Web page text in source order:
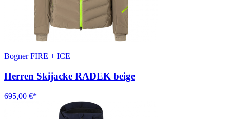
Bogner FIRE + ICE
Herren Skijacke RADEK beige
695,00 €*